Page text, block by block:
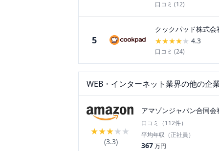
口コミ (12)
5
クックパッド株式会
★★★★★ 4.3
口コミ (24)
WEB・インターネット業界の他の企
★★★★★
(3.3)
アマゾンジャパン合同会
口コミ（112件）
平均年収（正社員）
367万円